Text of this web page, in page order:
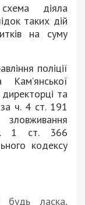
діяла
таких дій
на суму
поліції
Кам’янської
та
за ч. 4 ст. 191
1 ст. 366
кодексу
ласка,